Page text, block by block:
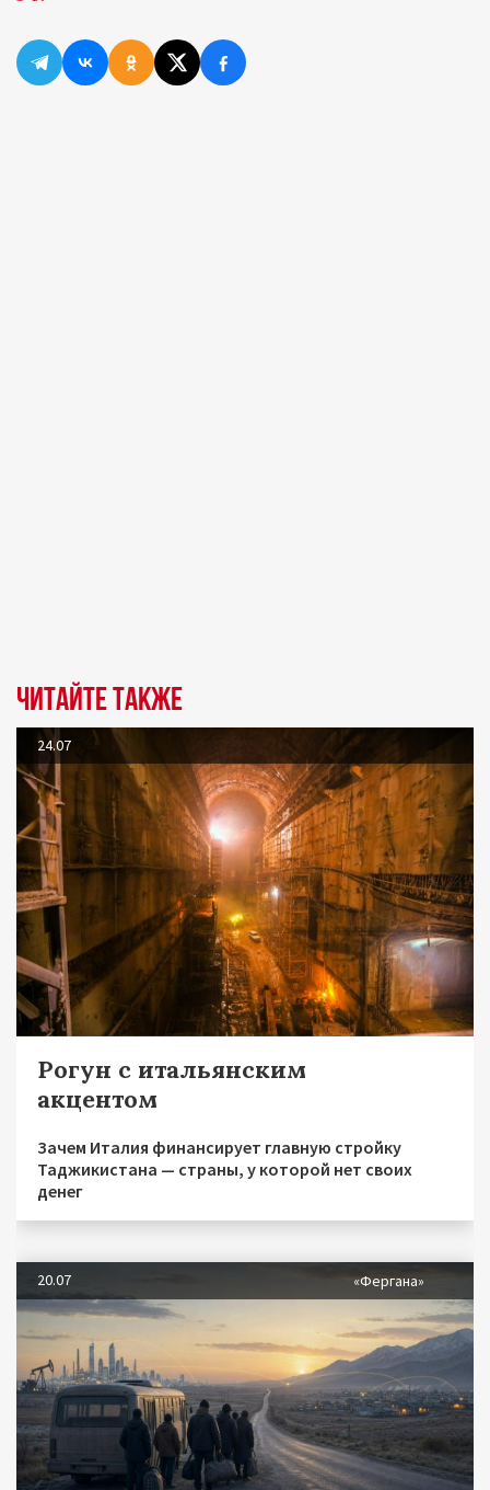
Читайте также
24.07
Рогун с итальянским
акцентом
Зачем Италия финансирует главную стройку
Таджикистана — страны, у которой нет своих
денег
20.07 «Фергана»